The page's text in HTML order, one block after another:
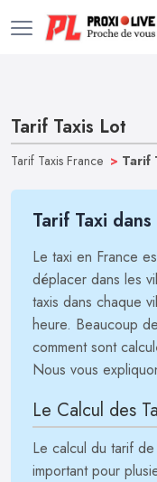
Tarif Taxis Lot
Tarif Taxis France > Tarif
Tarif Taxi
Le taxi en France
déplacer dans les
taxis dans chaque
heure. Beaucoup
comment sont
Nous vous
Le Calcul des
Le calcul du tarif
important pour